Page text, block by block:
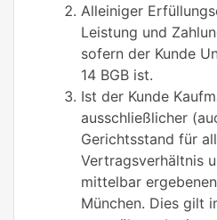
Alleiniger
Leistung und
sofern der Kunde
14 BGB ist.
Ist der Kunde
ausschließlicher
Gerichtsstand für
Vertragsverhältnis
mittelbar
München. Dies gilt